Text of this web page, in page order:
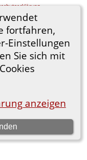
fortfahren,
Einstellungen
Sie sich mit
anzeigen
.